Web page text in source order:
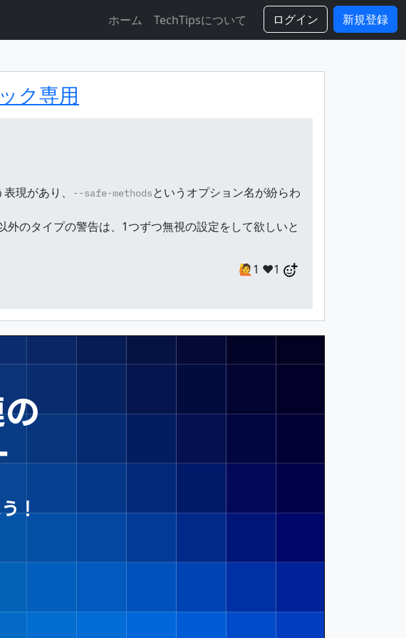
ホーム TechTipsについて ログイン
新規登録
ク専用
現があり、
--safe-methodsというオプション名が紛らわ
のタイプの警告は、1つずつ無視の設定をして欲しいと
🙋1 ❤️1
！